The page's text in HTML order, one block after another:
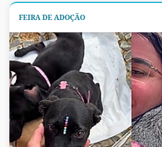
FEIRA DE ADOÇÃO